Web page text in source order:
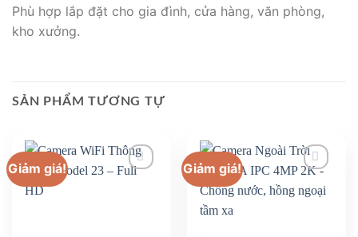
Phù hợp lắp đặt cho gia đình, cửa hàng, văn phòng,
kho xưởng.
SẢN PHẨM TƯƠNG TỰ
Giảm giá! Giảm giá!